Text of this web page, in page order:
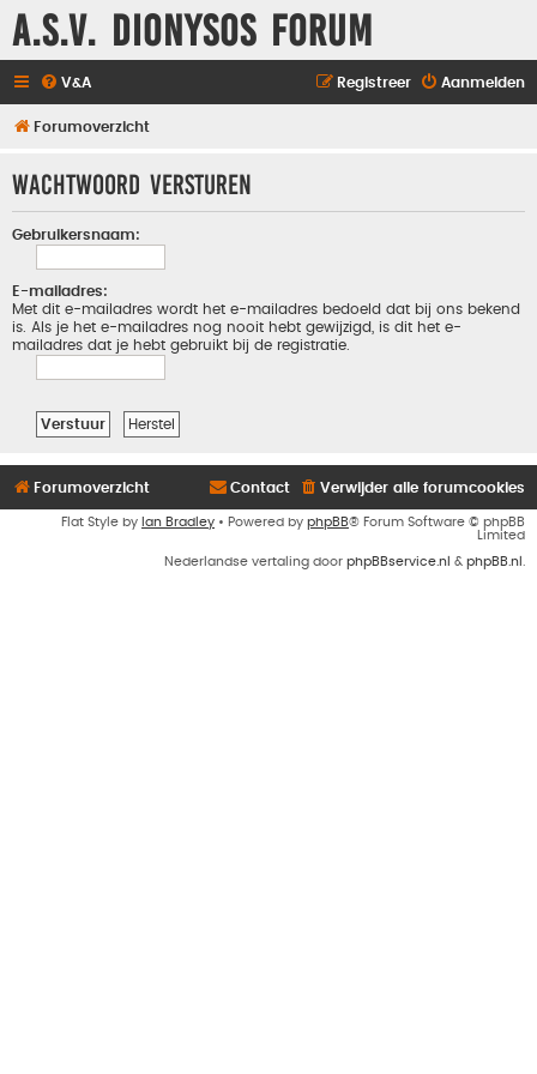
A.S.V. Dionysos Forum
V&A Aanmelden
Registreer
Forumoverzicht
Wachtwoord versturen
Gebruikersnaam:
E-mailadres:
Met dit e-mailadres wordt het e-mailadres bedoeld dat bij ons bekend
is. Als je het e-mailadres nog nooit hebt gewijzigd, is dit het e-
mailadres dat je hebt gebruikt bij de registratie.
Forumoverzicht Verwijder alle forumcookies
Contact
Flat Style by Ian Bradley • Powered by phpBB® Forum Software © phpBB
Limited
Nederlandse vertaling door phpBBservice.nl & phpBB.nl .